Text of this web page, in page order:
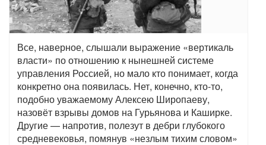
Все, наверное, слышали выражение «вертикаль
власти» по отношению к нынешней системе
управления Россией, но мало кто понимает, когда
конкретно она появилась. Нет, конечно, кто-то,
подобно уважаемому Алексею Широпаеву,
назовёт взрывы домов на Гурьянова и Каширке.
Другие — напротив, полезут в дебри глубокого
средневековья, помянув «незлым тихим словом»